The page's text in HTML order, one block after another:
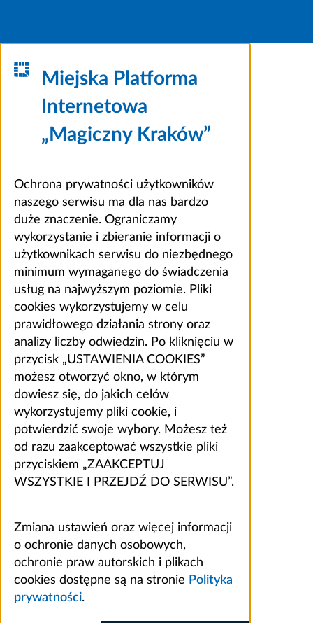
Miejska Platforma
Internetowa
„Magiczny Kraków”
Ochrona prywatności użytkowników
naszego serwisu ma dla nas bardzo
duże znaczenie. Ograniczamy
wykorzystanie i zbieranie informacji o
użytkownikach serwisu do niezbędnego
minimum wymaganego do świadczenia
usług na najwyższym poziomie. Pliki
cookies wykorzystujemy w celu
prawidłowego działania strony oraz
analizy liczby odwiedzin. Po kliknięciu w
przycisk „USTAWIENIA COOKIES”
możesz otworzyć okno, w którym
dowiesz się, do jakich celów
wykorzystujemy pliki cookie, i
potwierdzić swoje wybory. Możesz też
od razu zaakceptować wszystkie pliki
przyciskiem „ZAAKCEPTUJ
WSZYSTKIE I PRZEJDŹ DO SERWISU”.
Zmiana ustawień oraz więcej informacji
o ochronie danych osobowych,
ochronie praw autorskich i plikach
cookies dostępne są na stronie Polityka
prywatności.